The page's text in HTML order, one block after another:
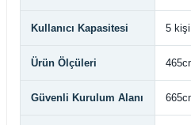
Kullanıcı Kapasitesi 5 kişi
Ürün Ölçüleri
Güvenli Kurulum Alanı